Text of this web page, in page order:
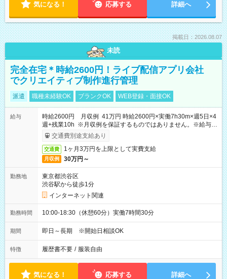
気になる！ 応募する 詳細へ
掲載日：2026.08.07
未読
完全在宅＊時給2600円！ライブ配信アプリ会社
でクリエイティブ制作進行管理
派遣 職種未経験OK ブランクOK WEB登録・面接OK
給与
時給2600円 月収例 41万円 時給2600円×実働7h30m×週5日×4
週+残業10h ※月収例を保証するものではありません。※給与即
受取りサービス利用可（利用条件有）
交通費別途支給あり
交通費 1ヶ月3万円を上限として実費支給
月収例 30万円～
勤務地
東京都渋谷区
渋谷駅から徒歩1分
インターネット関連
勤務時間 10:00-18:30（休憩60分）実働7時間30分
期間 即日～長期 ※開始日相談OK
特徴 履歴書不要 / 服装自由
気になる！ 応募する 詳細へ